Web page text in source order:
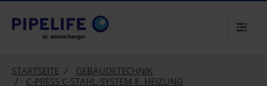
text.skipToContent
text.skipToNavigation
STARTSEITE
GEBÄUDETECHNIK
C-PRESS C-STAHL-SYSTEM F. HEIZUNG